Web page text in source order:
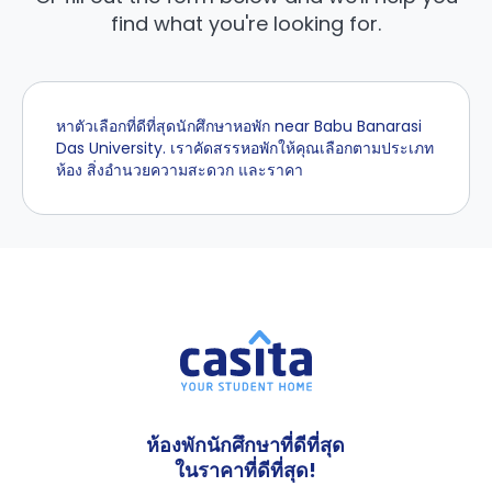
find what you're looking for.
หาตัวเลือกที่ดีที่สุดนักศึกษาหอพัก near Babu Banarasi
Das University. เราคัดสรรหอพักให้คุณเลือกตามประเภท
ห้อง สิ่งอำนวยความสะดวก และราคา
ห้องพักนักศึกษาที่ดีที่สุด
ในราคาที่ดีที่สุด!